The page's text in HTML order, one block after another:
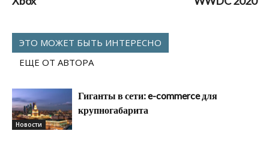
ЭТО МОЖЕТ БЫТЬ ИНТЕРЕСНО
ЕЩЕ ОТ АВТОРА
Новости
Гиганты в сети: e-commerce для
крупногабарита